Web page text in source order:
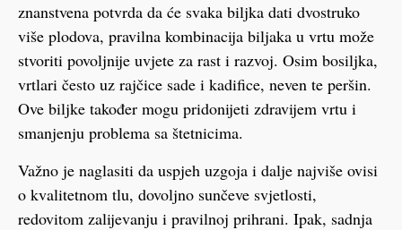
znanstvena potvrda da će svaka biljka dati dvostruko
više plodova, pravilna kombinacija biljaka u vrtu može
stvoriti povoljnije uvjete za rast i razvoj. Osim bosiljka,
vrtlari često uz rajčice sade i kadifice, neven te peršin.
Ove biljke također mogu pridonijeti zdravijem vrtu i
smanjenju problema sa štetnicima.
Važno je naglasiti da uspjeh uzgoja i dalje najviše ovisi
o kvalitetnom tlu, dovoljno sunčeve svjetlosti,
redovitom zalijevanju i pravilnoj prihrani. Ipak, sadnja